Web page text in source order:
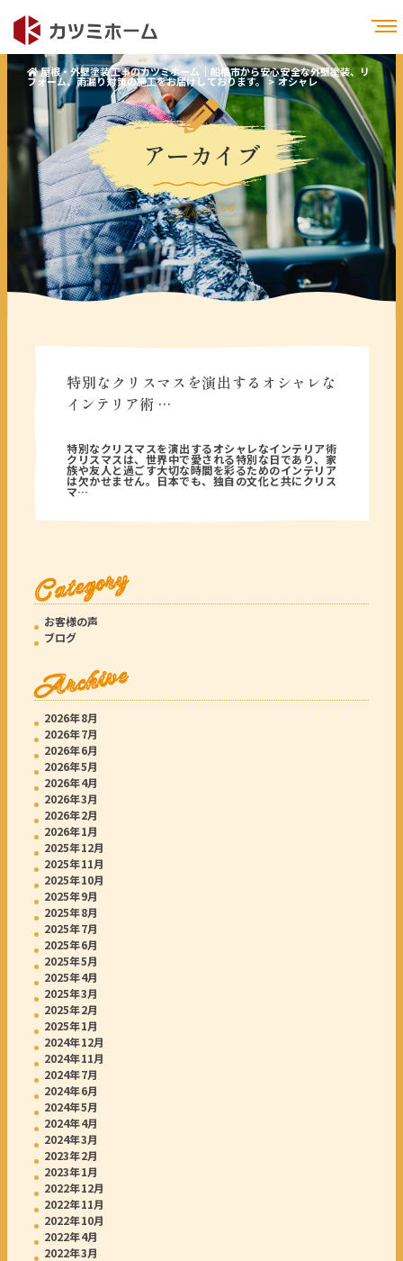
屋根・外壁塗装工事のカツミホーム｜船橋市から安心安全な外壁塗装、リ
フォーム、雨漏り対策の施工をお届けしております。>オシャレ
アーカイブ
Archive
特別なクリスマスを演出するオシャレな
インテリア術 …
特別なクリスマスを演出するオシャレなインテリア術
クリスマスは、世界中で愛される特別な日であり、家
族や友人と過ごす大切な時間を彩るためのインテリア
は欠かせません。日本でも、独自の文化と共にクリス
マ…
Category
お客様の声
ブログ
Archive
2026年8月
2026年7月
2026年6月
2026年5月
2026年4月
2026年3月
2026年2月
2026年1月
2025年12月
2025年11月
2025年10月
2025年9月
2025年8月
2025年7月
2025年6月
2025年5月
2025年4月
2025年3月
2025年2月
2025年1月
2024年12月
2024年11月
2024年7月
2024年6月
2024年5月
2024年4月
2024年3月
2023年2月
2023年1月
2022年12月
2022年11月
2022年10月
2022年4月
2022年3月